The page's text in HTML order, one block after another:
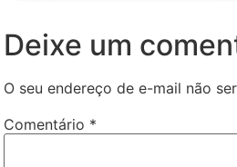
Deixe um
O seu endereço de e-mail não
Comentário *